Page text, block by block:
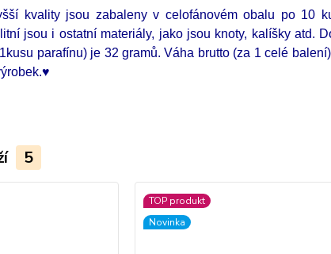
kvality jsou zabaleny v celofánovém obalu po 10
jsou i ostatní materiály, jako jsou knoty, kalíšky atd.
parafínu) je 32 gramů.Váha brutto (za 1 celé
5
TOP produkt
Novinka